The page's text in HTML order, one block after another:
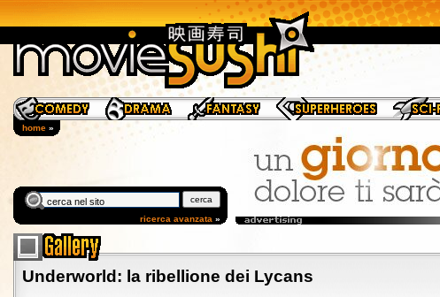
home »
Underworld: la ribellione dei Lycans
ricerca avanzata »